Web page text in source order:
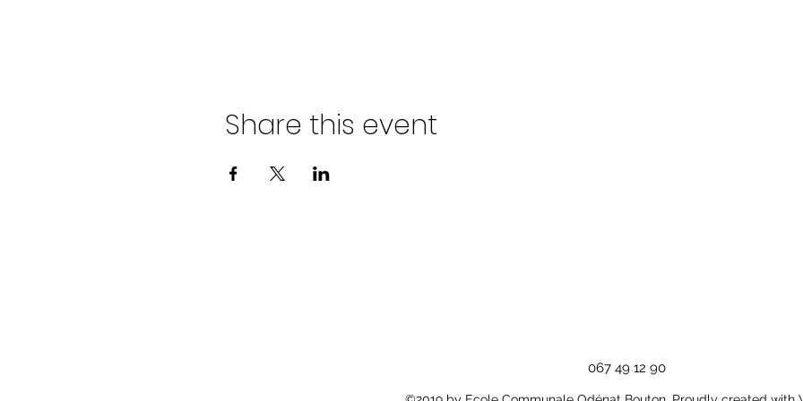
Share this event
067 49 12 90